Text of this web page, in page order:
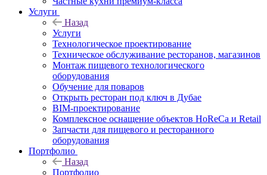
Услуги
Назад
Услуги
Технологическое проектирование
Техническое обслуживание ресторанов, магазинов
Монтаж пищевого технологического
оборудования
Обучение для поваров
Открыть ресторан под ключ в Дубае
BIM-проектирование
Комплексное оснащение объектов HoReCa и Retail
Запчасти для пищевого и ресторанного
оборудования
Портфолио
Назад
Портфолио